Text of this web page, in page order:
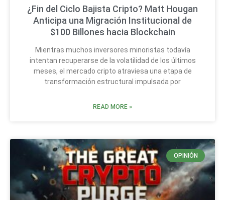
¿Fin del Ciclo Bajista Cripto? Matt Hougan
Anticipa una Migración Institucional de
$100 Billones hacia Blockchain
Mientras muchos inversores minoristas todavía
intentan recuperarse de la volatilidad de los últimos
meses, el mercado cripto atraviesa una etapa de
transformación estructural impulsada por
READ MORE »
OPINIÓN